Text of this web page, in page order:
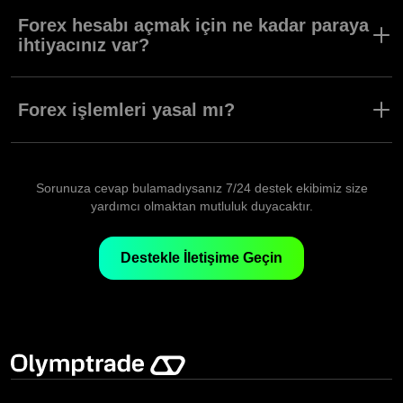
işlem türünden biridir. Bilinçli işlem yapan eğitimli yatırımcıların
işlemlerinden getiri elde etme şansı yüksektir.
Forex hesabı açmak için ne kadar paraya
ihtiyacınız var?
1 $ gibi düşük bir tutarla bile işlem açmaya başlayabilirsiniz.
Forex işlemleri yasal mı?
platformda işlem yaptığınızdan emin olmalısınız.
Sorunuza cevap bulamadıysanız 7/24 destek ekibimiz size
yardımcı olmaktan mutluluk duyacaktır.
Destekle İletişime Geçin